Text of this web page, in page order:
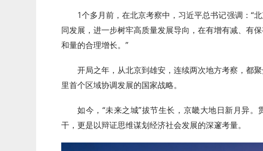
1个多月前，在北京考察中，习近平总书记强调：“
同发展，进一步树牢高质量发展导向，在有增有减、有
和量的合理增长。”
开局之年，从北京到雄安，连续两次地方考察，都
里首个区域协调发展的国家战略。
如今，“未来之城”拔节生长，京畿大地日新月异
干，更是以辩证思维谋划经济社会发展的深邃考量。